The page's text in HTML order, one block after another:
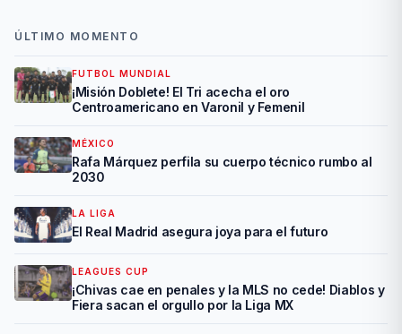
ÚLTIMO MOMENTO
FUTBOL MUNDIAL
¡Misión Doblete! El Tri acecha el oro
Centroamericano en Varonil y Femenil
MÉXICO
Rafa Márquez perfila su cuerpo técnico rumbo al
2030
LA LIGA
El Real Madrid asegura joya para el futuro
LEAGUES CUP
¡Chivas cae en penales y la MLS no cede! Diablos y
Fiera sacan el orgullo por la Liga MX